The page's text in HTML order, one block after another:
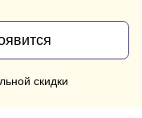
скидки